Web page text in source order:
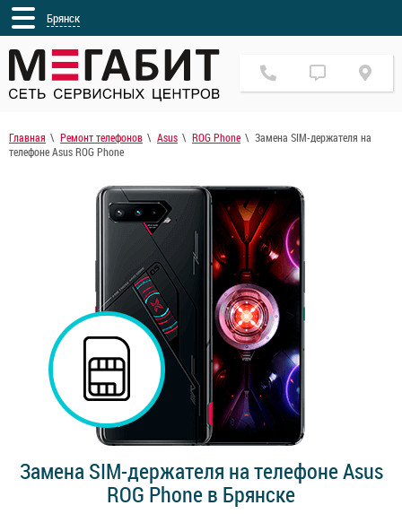
Брянск
Главная Ремонт телефонов Asus ROG Phone
Замена SIM-держателя на
телефоне Asus ROG Phone
Замена SIM-держателя на телефоне Asus
ROG Phone в Брянске